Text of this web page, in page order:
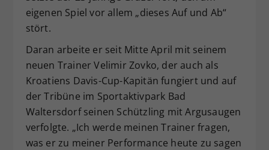
eigenen Spiel vor allem „dieses Auf und Ab“
stört.
Daran arbeite er seit Mitte April mit seinem
neuen Trainer Velimir Zovko, der auch als
Kroatiens Davis-Cup-Kapitän fungiert und auf
der Tribüne im Sportaktivpark Bad
Waltersdorf seinen Schützling mit Argusaugen
verfolgte. „Ich werde meinen Trainer fragen,
was er zu meiner Performance heute zu sagen